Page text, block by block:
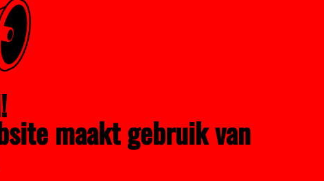
wachttijd!), wat op Twitter natuurlijk al commentaar
De trend van
maakt gebruik van